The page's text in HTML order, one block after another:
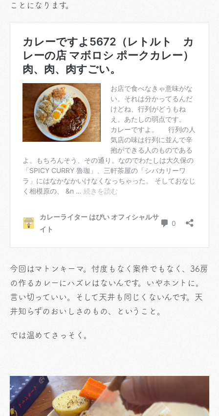
ことになります。
今回はマトンキーマ。忖度もなく案件でもなく、36房
の作るカレーにハズレはないんです。いやホントに。
言い切っていい。そして天井も同じくないんです。天
井知らずのおいしさのもの、ということ。
では温めてさっそく。